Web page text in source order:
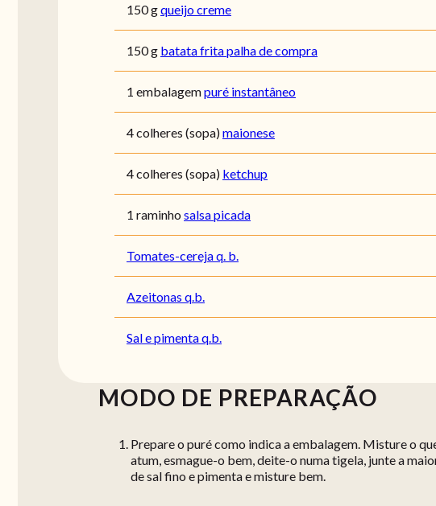
150 gqueijo creme
150 g batata frita palha de compra
1 embalagempuré instantâneo
4 colheres (sopa)maionese
4 colheres (sopa) ketchup
1 raminho salsa picada
Tomates-cereja q. b.
Azeitonas q.b.
Sal e pimenta q.b.
MODO DE PREPARAÇÃO
Prepare o puré como indica a embalagem. Misture o
atum, esmague-o bem, deite-o numa tigela, junte a
de sal fino e pimenta e misture bem.